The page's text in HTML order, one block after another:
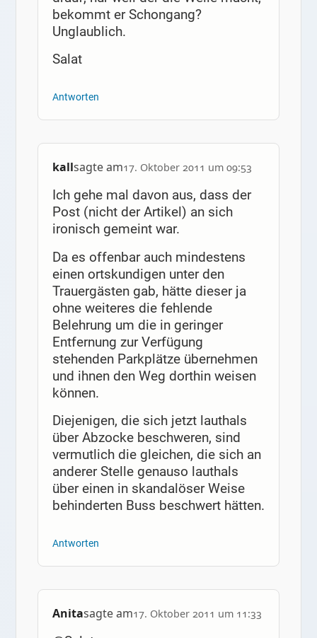
bekommt er Schongang?
Unglaublich.
Salat
Antworten
kallsagte am17. Oktober 2011 um 09:53
Ich gehe mal davon aus, dass der
Post (nicht der Artikel) an sich
ironisch gemeint war.
Da es offenbar auch mindestens
einen ortskundigen unter den
Trauergästen gab, hätte dieser ja
ohne weiteres die fehlende
Belehrung um die in geringer
Entfernung zur Verfügung
stehenden Parkplätze übernehmen
und ihnen den Weg dorthin weisen
können.
Diejenigen, die sich jetzt lauthals
über Abzocke beschweren, sind
vermutlich die gleichen, die sich an
anderer Stelle genauso lauthals
über einen in skandalöser Weise
behinderten Buss beschwert hätten.
Antworten
Anitasagte am17. Oktober 2011 um 11:33